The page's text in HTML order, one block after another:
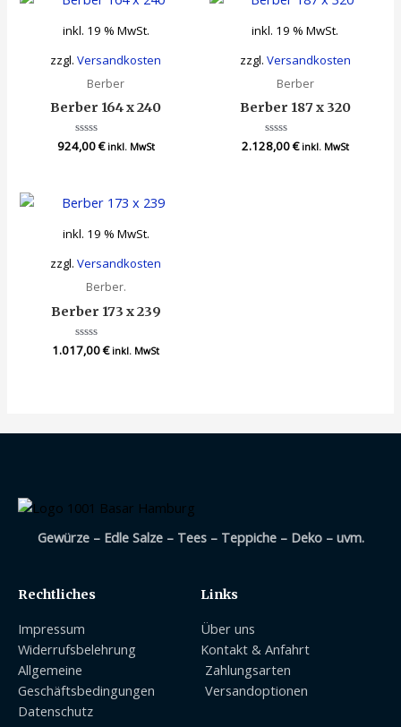
inkl. 19 % MwSt.
zzgl.Versandkosten
Berber
Berber 164 x 240
Bewertet
mit
924,00€ inkl. MwSt
inkl. 19 % MwSt.
zzgl. Versandkosten
Berber
Berber 187 x 320
Bewertet
mit
2.128,00€ inkl. MwSt
inkl. 19 % MwSt.
zzgl.Versandkosten
Berber.
Berber 173 x 239
Bewertet
mit
1.017,00€ inkl. MwSt
Gewürze – Edle Salze – Tees – Teppiche – Deko – uvm.
Rechtliches
Impressum
Widerrufsbelehrung
Allgemeine
Geschäftsbedingungen
Datenschutz
Links
Über uns
Kontakt & Anfahrt
Zahlungsarten
Versandoptionen